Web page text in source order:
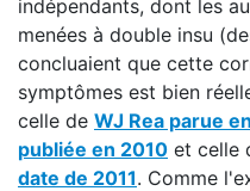
indépendants, dont les
menées à double insu
concluaient que cette
symptômes est bien
celle de WJ Rea parue
publiée en 2010 et celle
date de 2011. Comme